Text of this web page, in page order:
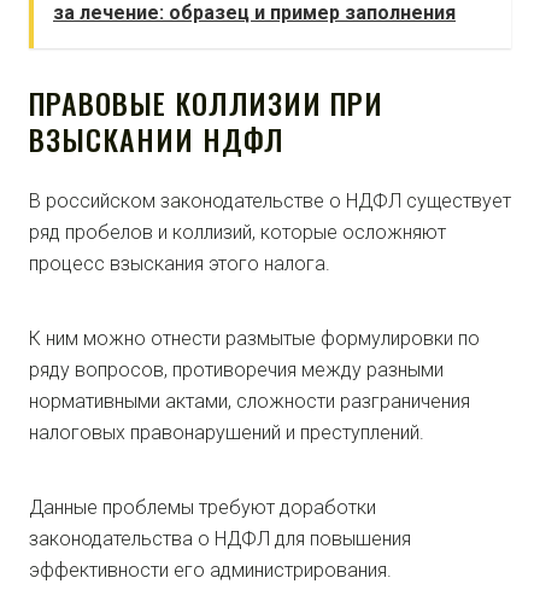
за лечение: образец и пример заполнения
ПРАВОВЫЕ КОЛЛИЗИИ ПРИ
ВЗЫСКАНИИ НДФЛ
В российском законодательстве о НДФЛ существует
ряд пробелов и коллизий, которые осложняют
процесс взыскания этого налога.
К ним можно отнести размытые формулировки по
ряду вопросов, противоречия между разными
нормативными актами, сложности разграничения
налоговых правонарушений и преступлений.
Данные проблемы требуют доработки
законодательства о НДФЛ для повышения
эффективности его администрирования.